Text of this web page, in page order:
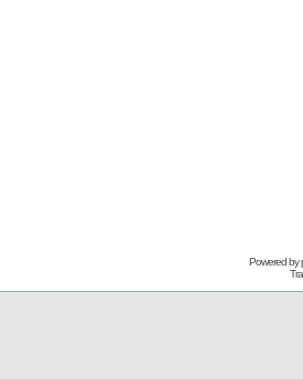
Powered by